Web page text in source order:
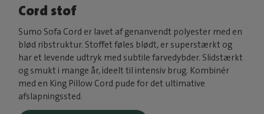
Cord stof
Sumo Sofa Cord er lavet af genanvendt polyester med en
blød ribstruktur. Stoffet føles blødt, er superstærkt og
har et levende udtryk med subtile farvedybder. Slidstærkt
og smukt i mange år, ideelt til intensiv brug. Kombinér
med en King Pillow Cord pude for det ultimative
afslapningssted.